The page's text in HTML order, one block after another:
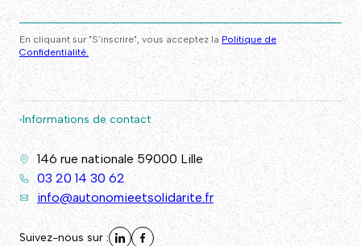
En cliquant sur "S’inscrire", vous acceptez laPolitique de
Confidentialité.
Informations de contact
146 rue nationale 59000 Lille
03 20 14 30 62
info@autonomieetsolidarite.fr
Suivez-nous sur :